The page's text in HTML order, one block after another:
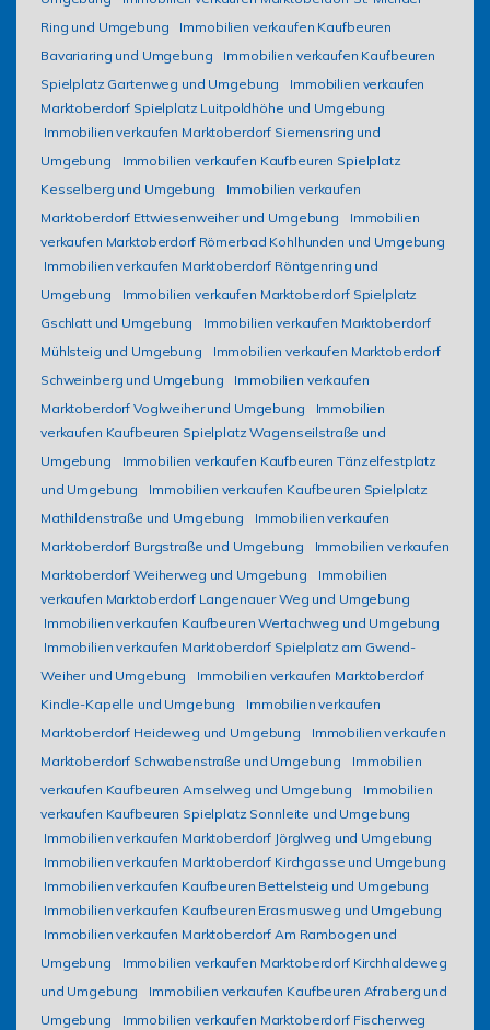
Ring und Umgebung
Immobilien verkaufen Kaufbeuren
Bavariaring und Umgebung
Immobilien verkaufen Kaufbeuren
Spielplatz Gartenweg und Umgebung
Immobilien verkaufen
Marktoberdorf Spielplatz Luitpoldhöhe und Umgebung
Immobilien verkaufen Marktoberdorf Siemensring und
Umgebung
Immobilien verkaufen Kaufbeuren Spielplatz
Kesselberg und Umgebung
Immobilien verkaufen
Marktoberdorf Ettwiesenweiher und Umgebung
Immobilien
verkaufen Marktoberdorf Römerbad Kohlhunden und Umgebung
Immobilien verkaufen Marktoberdorf Röntgenring und
Umgebung
Immobilien verkaufen Marktoberdorf Spielplatz
Gschlatt und Umgebung
Immobilien verkaufen Marktoberdorf
Mühlsteig und Umgebung
Immobilien verkaufen Marktoberdorf
Schweinberg und Umgebung
Immobilien verkaufen
Marktoberdorf Voglweiher und Umgebung
Immobilien
verkaufen Kaufbeuren Spielplatz Wagenseilstraße und
Umgebung
Immobilien verkaufen Kaufbeuren Tänzelfestplatz
und Umgebung
Immobilien verkaufen Kaufbeuren Spielplatz
Mathildenstraße und Umgebung
Immobilien verkaufen
Marktoberdorf Burgstraße und Umgebung
Immobilien verkaufen
Marktoberdorf Weiherweg und Umgebung
Immobilien
verkaufen Marktoberdorf Langenauer Weg und Umgebung
Immobilien verkaufen Kaufbeuren Wertachweg und Umgebung
Immobilien verkaufen Marktoberdorf Spielplatz am Gwend-
Weiher und Umgebung
Immobilien verkaufen Marktoberdorf
Kindle-Kapelle und Umgebung
Immobilien verkaufen
Marktoberdorf Heideweg und Umgebung
Immobilien verkaufen
Marktoberdorf Schwabenstraße und Umgebung
Immobilien
verkaufen Kaufbeuren Amselweg und Umgebung
Immobilien
verkaufen Kaufbeuren Spielplatz Sonnleite und Umgebung
Immobilien verkaufen Marktoberdorf Jörglweg und Umgebung
Immobilien verkaufen Marktoberdorf Kirchgasse und Umgebung
Immobilien verkaufen Kaufbeuren Bettelsteig und Umgebung
Immobilien verkaufen Kaufbeuren Erasmusweg und Umgebung
Immobilien verkaufen Marktoberdorf Am Rambogen und
Umgebung
Immobilien verkaufen Marktoberdorf Kirchhaldeweg
und Umgebung
Immobilien verkaufen Kaufbeuren Afraberg und
Umgebung
Immobilien verkaufen Marktoberdorf Fischerweg